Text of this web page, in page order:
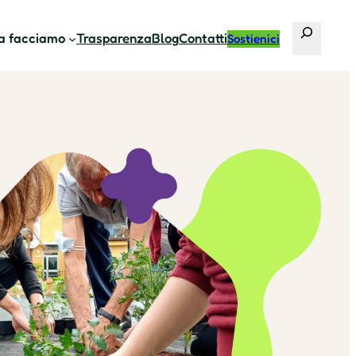
facciamo TrasparenzaBlogContattiSostienici Cerca